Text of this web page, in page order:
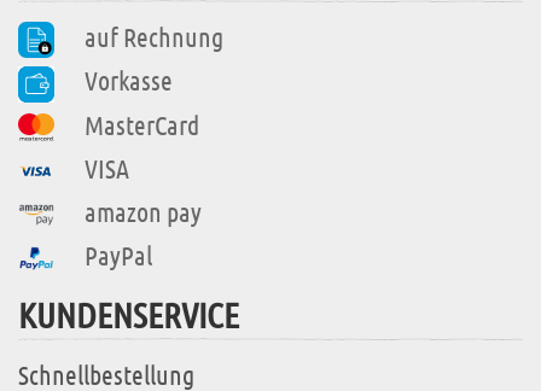
auf Rechnung
Vorkasse
MasterCard
VISA
amazon pay
PayPal
KUNDENSERVICE
Schnellbestellung